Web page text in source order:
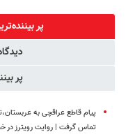
پر
پر
پیام قاطع عراقچی به
تماس گرفت | روایت رویترز